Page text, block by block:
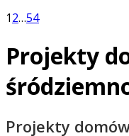
12…54
Projekty
Projekty